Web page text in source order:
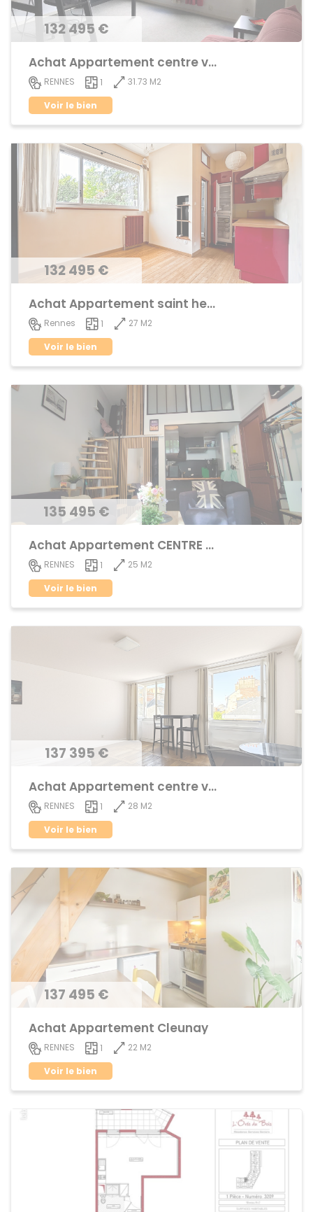
132 495 €
Achat Appartement centre ville
RENNES 1
31.73 M2
Voir le bien
132 495 €
Achat Appartement saint helier
Rennes 1
27 M2
Voir le bien
135 495 €
Achat Appartement CENTRE VILLE
RENNES 1
25 M2
Voir le bien
137 395 €
Achat Appartement centre ville
RENNES 1
28 M2
Voir le bien
137 495 €
Achat Appartement Cleunay
RENNES 1
22 M2
Voir le bien